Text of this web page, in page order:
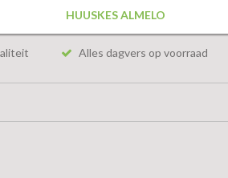
HUUSKES ALMELO
Alles dagvers op voorraad